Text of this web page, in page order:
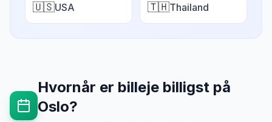
🇺🇸USA 🇹🇭Thailand
Hvornår er billeje billigst på
Oslo?